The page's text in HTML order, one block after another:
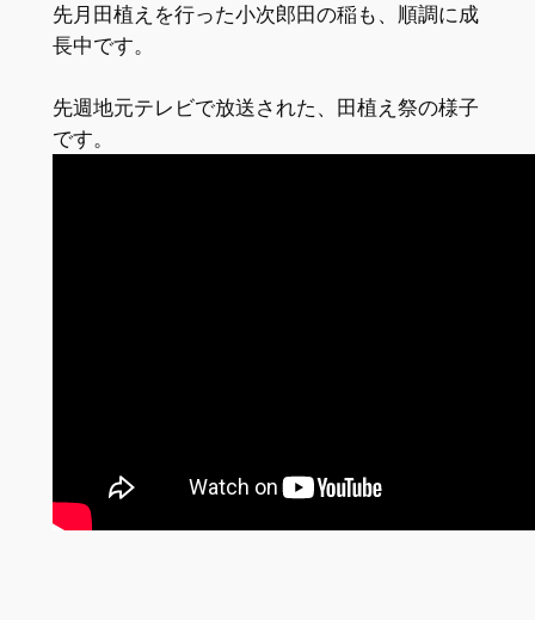
先月田植えを行った小次郎田の稲も、順調に成
長中です。
先週地元テレビで放送された、田植え祭の様子
です。